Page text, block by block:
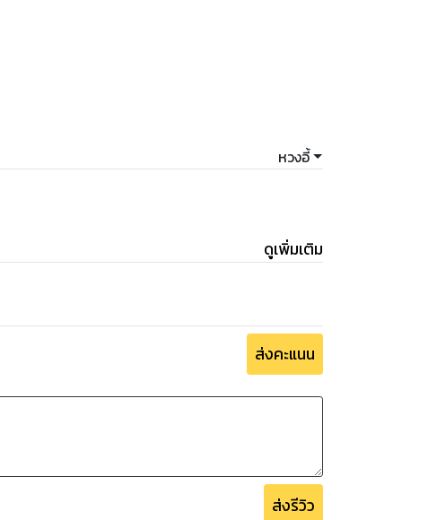
หวงอี้
ดูเพิ่มเติม
ส่งคะแนน
ส่งรีวิว